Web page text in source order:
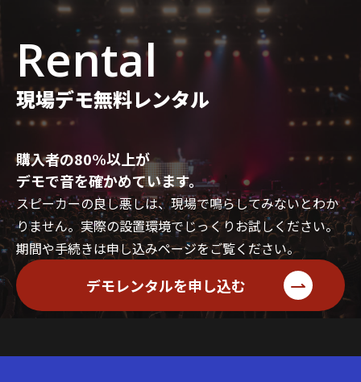
Rental
現場デモ無料レンタル
購入者の80%以上が
デモで音を確かめています。
スピーカーの良し悪しは、現場で鳴らしてみないとわか
りません。実際の設置環境でじっくりお試しください。
期間や手続きは申し込みページをご覧ください。
デモレンタルを申し込む